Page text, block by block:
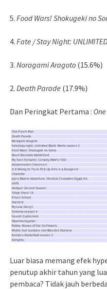
5. Food Wars! Shokugeki no
4. Fate / Stay Night: UNLIMITED
3. Noragami Aragoto (15.6%)
2. Death Parade (17.9%)
Dan Peringkat Pertama :
Luar biasa memang efek
penutup akhir tahun yang
pembaca? Tidak jauh